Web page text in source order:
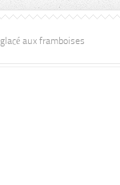
aux framboises